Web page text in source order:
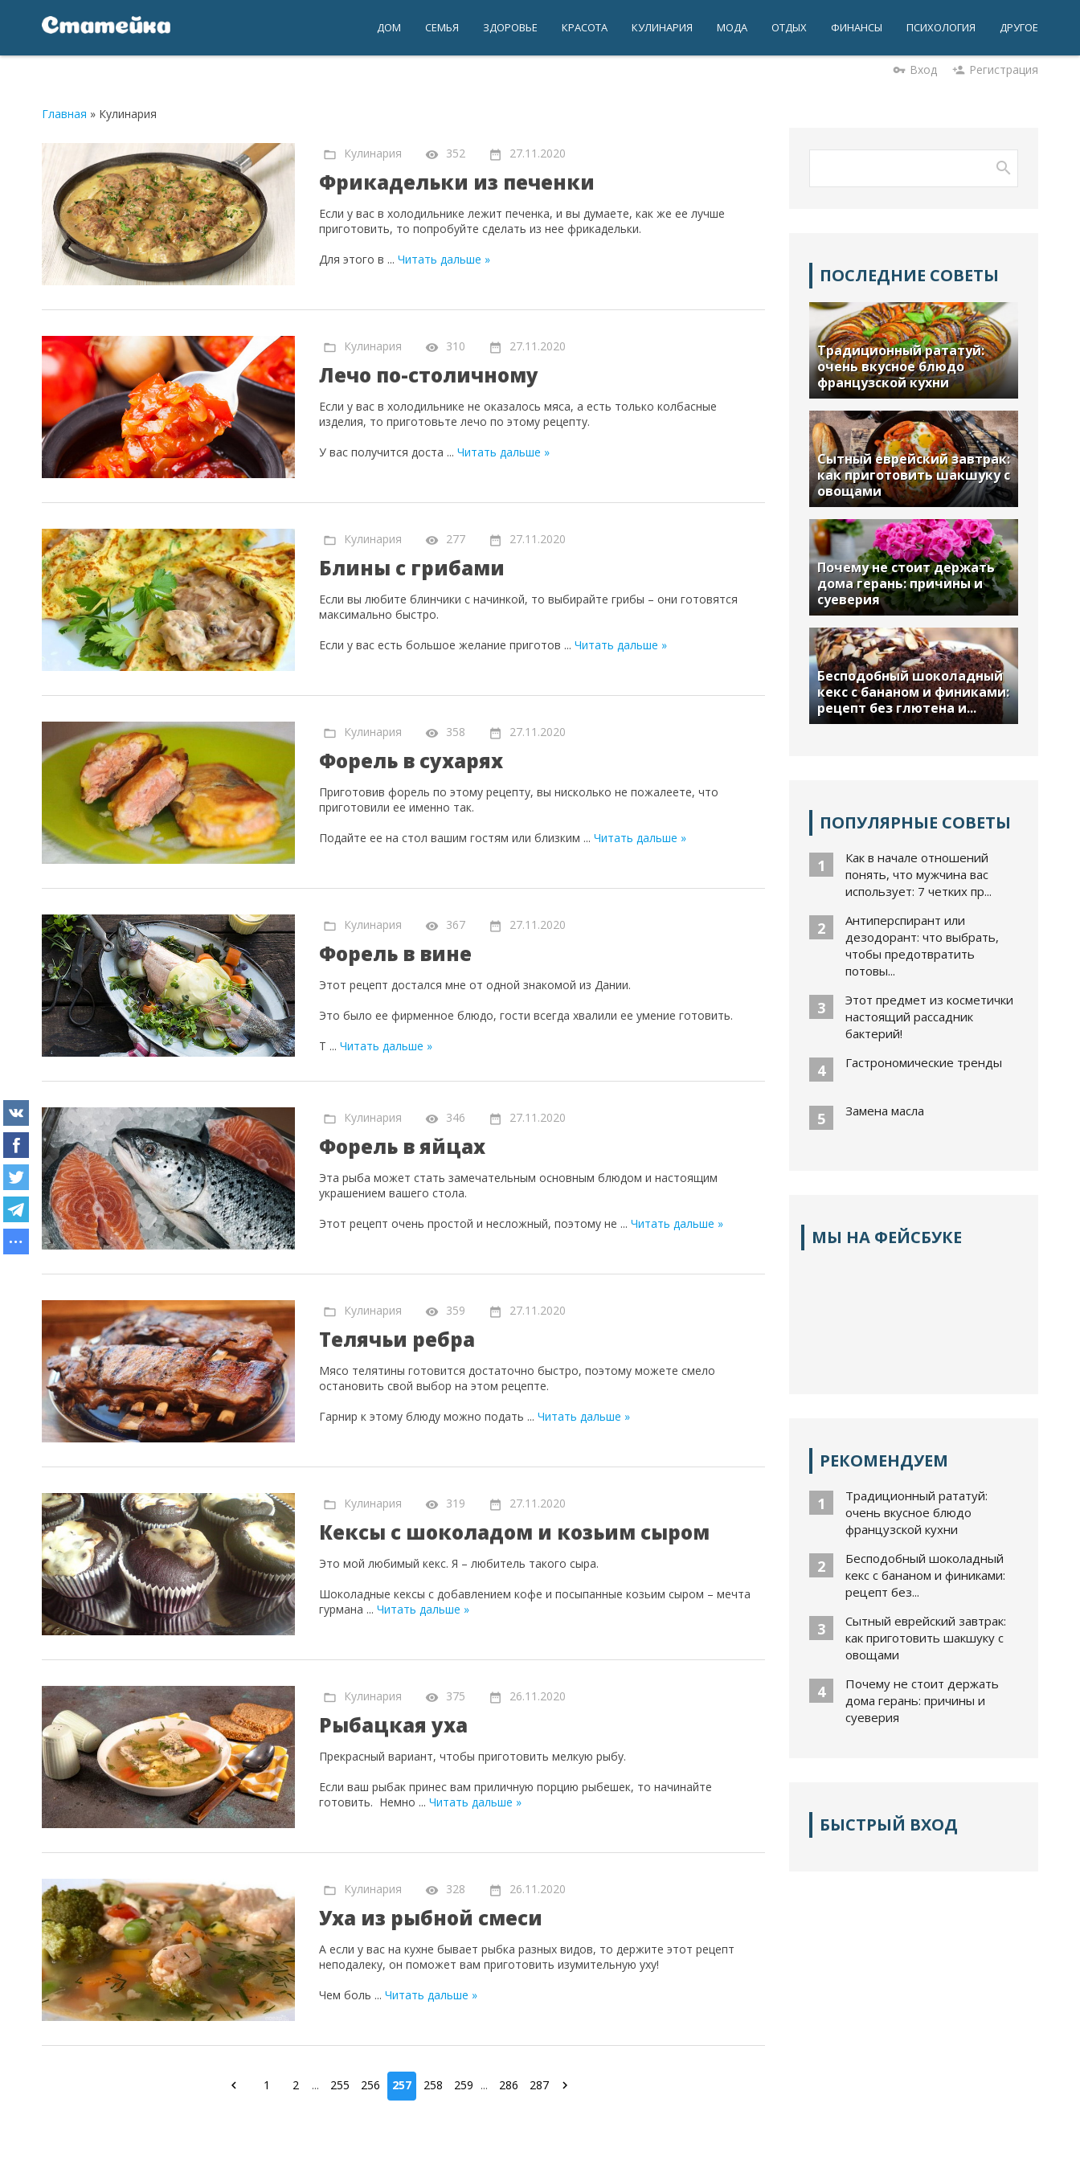
ДОМ СЕМЬЯ ЗДОРОВЬЕ КРАСОТА КУЛИНАРИЯ МОДА ОТДЫХ ФИНАНСЫ ПСИХОЛОГИЯ ДРУГОЕ
vpn_key Вход person_add Регистрация
Главная » Кулинария
Кулинария 352 27.11.2020
Фрикадельки из печенки
Если у вас в холодильнике лежит печенка, и вы думаете, как же ее лучше
приготовить, то попробуйте сделать из нее фрикадельки.
Для этого в ... Читать дальше »
Кулинария 310 27.11.2020
Лечо по-столичному
Если у вас в холодильнике не оказалось мяса, а есть только колбасные
изделия, то приготовьте лечо по этому рецепту.
У вас получится доста ... Читать дальше »
Кулинария 277 27.11.2020
Блины с грибами
Если вы любите блинчики с начинкой, то выбирайте грибы – они готовятся
максимально быстро.
Если у вас есть большое желание приготов ... Читать дальше »
Кулинария 358 27.11.2020
Форель в сухарях
Приготовив форель по этому рецепту, вы нисколько не пожалеете, что
приготовили ее именно так.
Подайте ее на стол вашим гостям или близким ... Читать дальше »
Кулинария 367 27.11.2020
Форель в вине
Этот рецепт достался мне от одной знакомой из Дании.
Это было ее фирменное блюдо, гости всегда хвалили ее умение готовить.
Т ... Читать дальше »
Кулинария 346 27.11.2020
Форель в яйцах
Эта рыба может стать замечательным основным блюдом и настоящим
украшением вашего стола.
Этот рецепт очень простой и несложный, поэтому не ... Читать дальше »
Кулинария 359 27.11.2020
Телячьи ребра
Мясо телятины готовится достаточно быстро, поэтому можете смело
остановить свой выбор на этом рецепте.
Гарнир к этому блюду можно подать ... Читать дальше »
Кулинария 319 27.11.2020
Кексы с шоколадом и козьим сыром
Это мой любимый кекс. Я – любитель такого сыра.
Шоколадные кексы с добавлением кофе и посыпанные козьим сыром – мечта
гурмана ... Читать дальше »
Кулинария 375 26.11.2020
Рыбацкая уха
Прекрасный вариант, чтобы приготовить мелкую рыбу.
Если ваш рыбак принес вам приличную порцию рыбешек, то начинайте
готовить. Немно ... Читать дальше »
Кулинария 328 26.11.2020
Уха из рыбной смеси
А если у вас на кухне бывает рыбка разных видов, то держите этот рецепт
неподалеку, он поможет вам приготовить изумительную уху!
Чем боль ... Читать дальше »
1 2 ... 255 256 257 258 259 ... 286 287
ПОСЛЕДНИЕ СОВЕТЫ
Традиционный рататуй:
очень вкусное блюдо
французской кухни
Сытный еврейский завтрак:
как приготовить шакшуку с
овощами
Почему не стоит держать
дома герань: причины и
суеверия
Бесподобный шоколадный
кекс с бананом и финиками:
рецепт без глютена и...
ПОПУЛЯРНЫЕ СОВЕТЫ
1
Как в начале отношений
понять, что мужчина вас
использует: 7 четких пр...
2
Антиперспирант или
дезодорант: что выбрать,
чтобы предотвратить
потовы...
3
Этот предмет из косметички
настоящий рассадник
бактерий!
4 Гастрономические тренды
5 Замена масла
МЫ НА ФЕЙСБУКЕ
РЕКОМЕНДУЕМ
1
Традиционный рататуй:
очень вкусное блюдо
французской кухни
2
Бесподобный шоколадный
кекс с бананом и финиками:
рецепт без...
3
Сытный еврейский завтрак:
как приготовить шакшуку с
овощами
4
Почему не стоит держать
дома герань: причины и
суеверия
БЫСТРЫЙ ВХОД